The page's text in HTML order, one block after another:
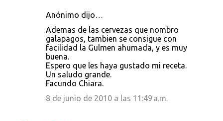
Anónimo dijo…
Ademas de las cervezas que nombro
galapagos, tambien se consigue con
facilidad la Gulmen ahumada, y es muy
buena.
Espero que les haya gustado mi receta.
Un saludo grande.
Facundo Chiara.
8 de junio de 2010 a las 11:49 a.m.